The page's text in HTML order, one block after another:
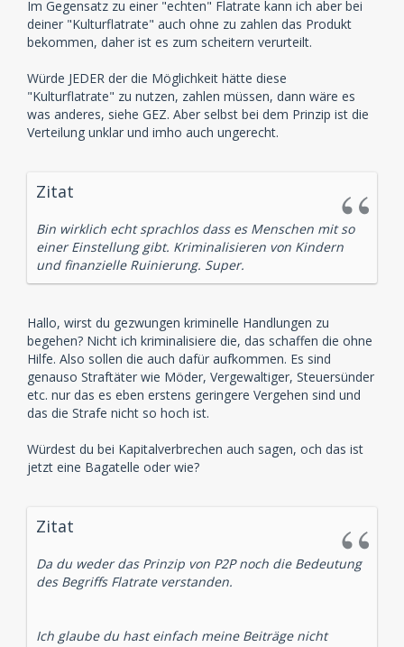
Im Gegensatz zu einer "echten" Flatrate kann ich aber bei
deiner "Kulturflatrate" auch ohne zu zahlen das Produkt
bekommen, daher ist es zum scheitern verurteilt.
Würde JEDER der die Möglichkeit hätte diese
"Kulturflatrate" zu nutzen, zahlen müssen, dann wäre es
was anderes, siehe GEZ. Aber selbst bei dem Prinzip ist die
Verteilung unklar und imho auch ungerecht.
Zitat
Bin wirklich echt sprachlos dass es Menschen mit so
einer Einstellung gibt. Kriminalisieren von Kindern
und finanzielle Ruinierung. Super.
Hallo, wirst du gezwungen kriminelle Handlungen zu
begehen? Nicht ich kriminalisiere die, das schaffen die ohne
Hilfe. Also sollen die auch dafür aufkommen. Es sind
genauso Straftäter wie Möder, Vergewaltiger, Steuersünder
etc. nur das es eben erstens geringere Vergehen sind und
das die Strafe nicht so hoch ist.
Würdest du bei Kapitalverbrechen auch sagen, och das ist
jetzt eine Bagatelle oder wie?
Zitat
Da du weder das Prinzip von P2P noch die Bedeutung
des Begriffs Flatrate verstanden.
Ich glaube du hast einfach meine Beiträge nicht